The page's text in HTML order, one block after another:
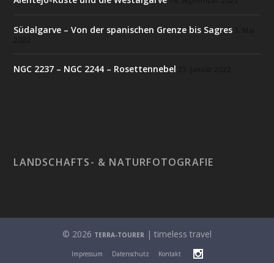
Südalgarve – Von der spanischen Grenze bis Sagres
NGC 2237 – NGC 2244 – Rosettennebel
LANDSCHAFTS- & NATURFOTOGRAFIE
© 2026 TERRA-TOURER | timeless travel
Impressum Datenschutz Kontakt